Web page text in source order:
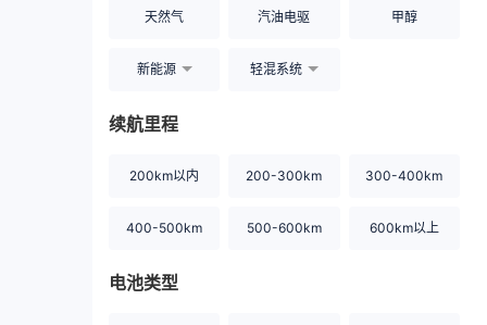
天然气 汽油电驱 甲醇
新能源 轻混系统
续航里程
200km以内 200-300km 300-400km
400-500km 500-600km 600km以上
电池类型